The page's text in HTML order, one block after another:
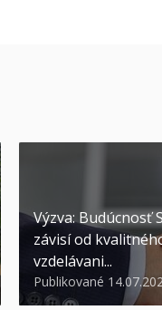
Výzva: Budúcnosť
závisí od
vzdelávani...
Publikované